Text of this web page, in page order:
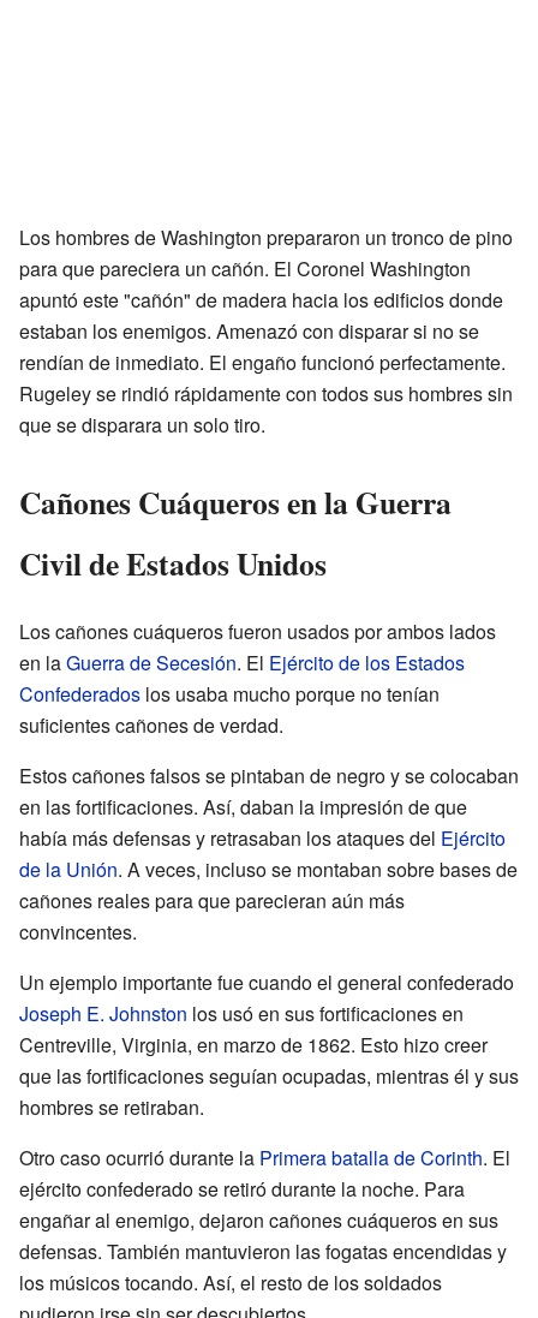
Los hombres de Washington prepararon un tronco de pino
para que pareciera un cañón. El Coronel Washington
apuntó este "cañón" de madera hacia los edificios donde
estaban los enemigos. Amenazó con disparar si no se
rendían de inmediato. El engaño funcionó perfectamente.
Rugeley se rindió rápidamente con todos sus hombres sin
que se disparara un solo tiro.
Cañones Cuáqueros en la Guerra
Civil de Estados Unidos
Los cañones cuáqueros fueron usados por ambos lados
en laGuerra de Secesión. El Ejército de los Estados
Confederados los usaba mucho porque no tenían
suficientes cañones de verdad.
Estos cañones falsos se pintaban de negro y se colocaban
en las fortificaciones. Así, daban la impresión de que
había más defensas y retrasaban los ataques del Ejército
de la Unión. A veces, incluso se montaban sobre bases de
cañones reales para que parecieran aún más
convincentes.
Un ejemplo importante fue cuando el general confederado
Joseph E. Johnston los usó en sus fortificaciones en
Centreville, Virginia, en marzo de 1862. Esto hizo creer
que las fortificaciones seguían ocupadas, mientras él y sus
hombres se retiraban.
Otro caso ocurrió durante la Primera batalla de Corinth. El
ejército confederado se retiró durante la noche. Para
engañar al enemigo, dejaron cañones cuáqueros en sus
defensas. También mantuvieron las fogatas encendidas y
los músicos tocando. Así, el resto de los soldados